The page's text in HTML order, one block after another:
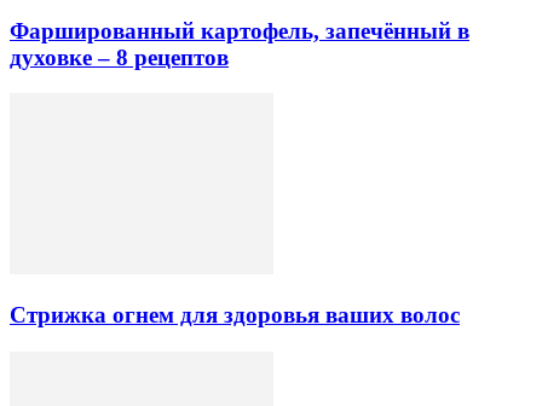
Фаршированный картофель, запечённый в
духовке – 8 рецептов
Стрижка огнем для здоровья ваших волос